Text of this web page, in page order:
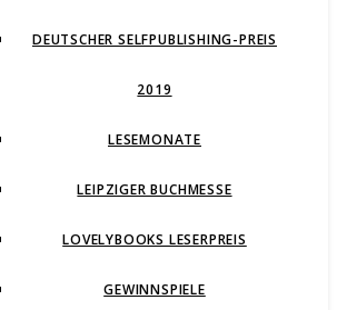
DEUTSCHER SELFPUBLISHING-PREIS
2019
LESEMONATE
LEIPZIGER BUCHMESSE
LOVELYBOOKS LESERPREIS
GEWINNSPIELE